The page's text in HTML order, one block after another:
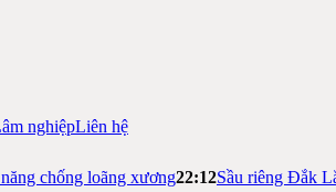
nghiệpLiên hệ
chống loãng xương22:12Sầu riêng Đắk